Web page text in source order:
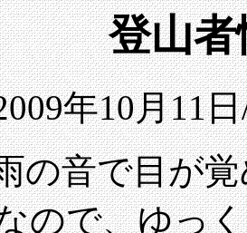
登山者
年10月11
音で目が覚
ので、ゆっ